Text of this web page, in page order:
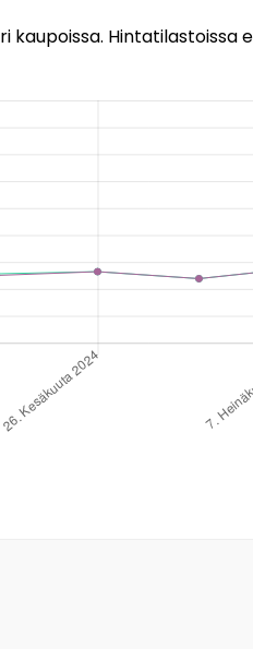
Hintatilastoissa